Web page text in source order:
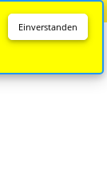
Einverstanden